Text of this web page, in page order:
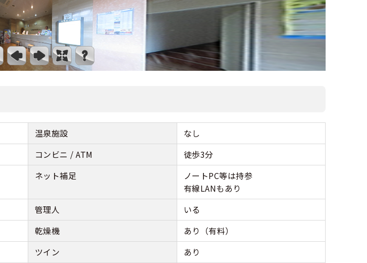
温泉施設
なし
コンビニ / ATM
徒歩3分
ネット補足
ノートPC等は持参
有線LANもあり
管理人
いる
乾燥機
あり（有料）
ツイン
あり